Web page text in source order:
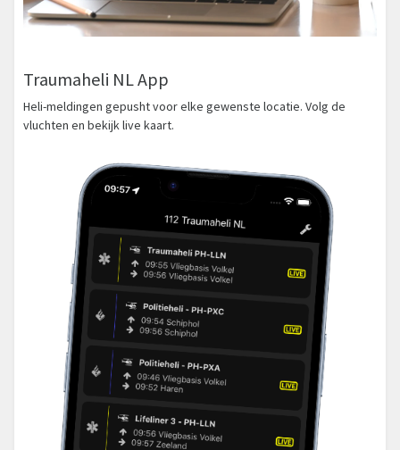
Traumaheli NL App
Heli-meldingen gepusht voor elke gewenste locatie. Volg de
vluchten en bekijk live kaart.